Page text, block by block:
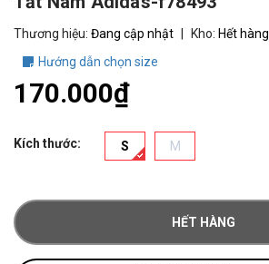
Thương hiệu: Đang cập nhật Kho: Hết hàng
Hướng dẫn chọn size
170.000₫
Kích thước: S M
HẾT HÀNG